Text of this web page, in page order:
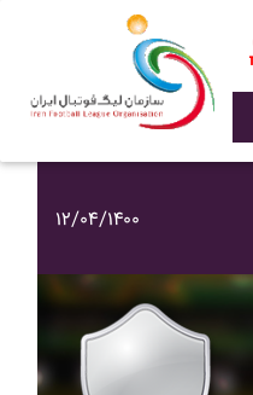
۱۲/۰۴/۱۴۰۰